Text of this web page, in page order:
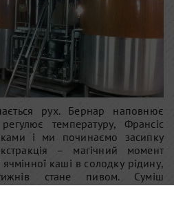
рух. Бернар наповнює
температуру, Франсіс
і ми починаємо засипку
– магічний момент
каші в солодку рідину,
стане пивом. Суміш
починається фільтрація. Після